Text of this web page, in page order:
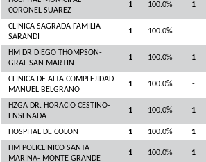
CORONEL SUAREZ
1 100.0% 1
CLINICA SAGRADA FAMILIA
SARANDI
1 100.0% -
HM DR DIEGO THOMPSON-
GRAL SAN MARTIN
1 100.0% 1
CLINICA DE ALTA COMPLEJIDAD
MANUEL BELGRANO
1 100.0% -
HZGA DR. HORACIO CESTINO-
ENSENADA
1 100.0% 1
HOSPITAL DE COLON 1 100.0%
1
HM POLICLINICO SANTA
MARINA- MONTE GRANDE
1 100.0% 1